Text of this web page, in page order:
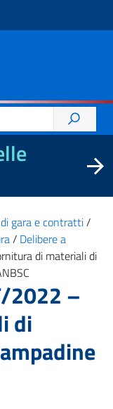
gara e contratti/
/ Delibere a
di materiali di
2022 –
di